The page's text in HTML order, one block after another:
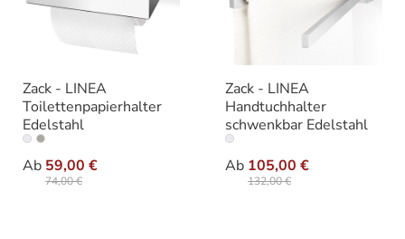
Zack - LINEA
Toilettenpapierhalter
Edelstahl
Ab 59,00 €
74,00 €
Ausführung
Zack - LINEA
Handtuchhalter
schwenkbar Edelstahl
Ab 105,00 €
132,00 €
Ausführung